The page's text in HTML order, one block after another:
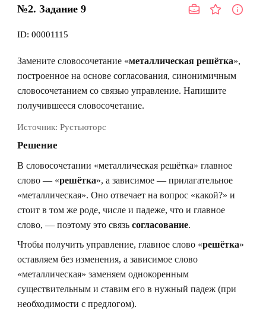
№2. Задание 9
ID: 00001115
Замените словосочетание «металлическая решётка»,
построенное на основе согласования, синонимичным
словосочетанием со связью управление. Напишите
получившееся словосочетание.
Источник: Рустьюторс
Решение
В словосочетании «металлическая решётка» главное
слово — «решётка», а зависимое — прилагательное
«металлическая». Оно отвечает на вопрос «какой?» и
стоит в том же роде, числе и падеже, что и главное
слово, — поэтому это связь согласование.
Чтобы получить управление, главное слово «решётка»
оставляем без изменения, а зависимое слово
«металлическая» заменяем однокоренным
существительным и ставим его в нужный падеж (при
необходимости с предлогом).